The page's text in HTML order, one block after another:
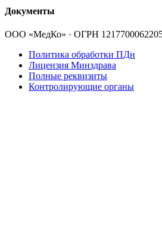
Документы
ООО «МедКо» · ОГРН
Политика обработки ПДн
Лицензия Минздрава
Полные реквизиты
Контролирующие органы